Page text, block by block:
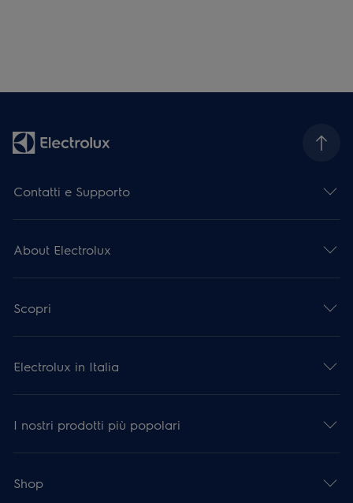
Contatti e Supporto
About Electrolux
Scopri
Electrolux in Italia
I nostri prodotti più popolari
Shop